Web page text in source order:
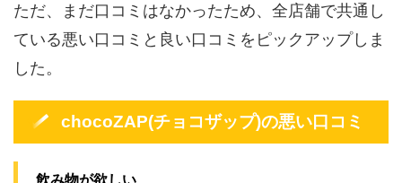
ただ、まだ口コミはなかったため、全店舗で共通し
ている悪い口コミと良い口コミをピックアップしま
した。
chocoZAP(チョコザップ)の悪い口コミ